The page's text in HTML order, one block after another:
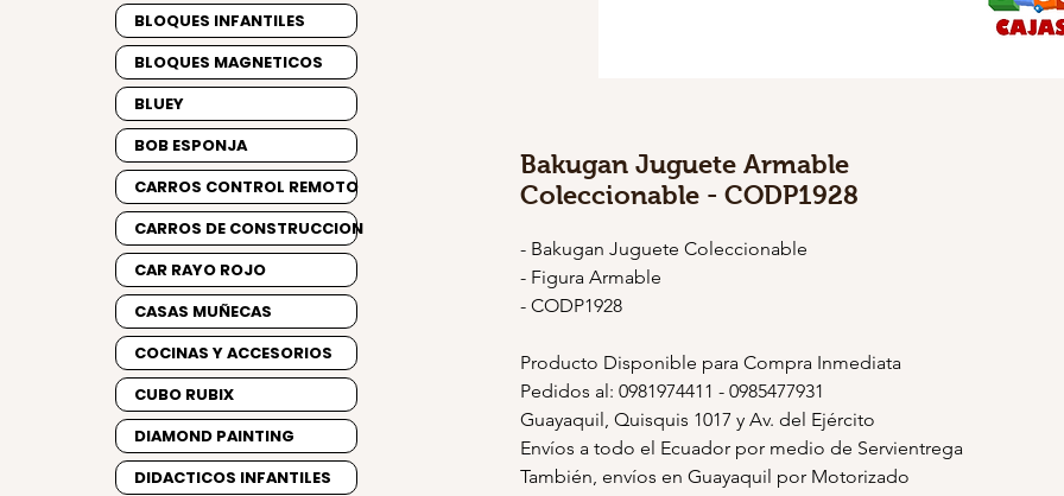
Bakugan Juguete Armable
Coleccionable - CODP1928
- Bakugan Juguete Coleccionable
- Figura Armable
- CODP1928
Producto Disponible para Compra Inmediata
Pedidos al: 0981974411 - 0985477931
Guayaquil, Quisquis 1017 y Av. del Ejército
Envíos a todo el Ecuador por medio de Servientrega
También, envíos en Guayaquil por Motorizado
BLOQUES INFANTILES
BLOQUES MAGNETICOS
BLUEY
BOB ESPONJA
CARROS CONTROL REMOTO
CARROS DE CONSTRUCCION
CAR RAYO ROJO
CASAS MUÑECAS
COCINAS Y ACCESORIOS
CUBO RUBIX
DIAMOND PAINTING
DIDACTICOS INFANTILES